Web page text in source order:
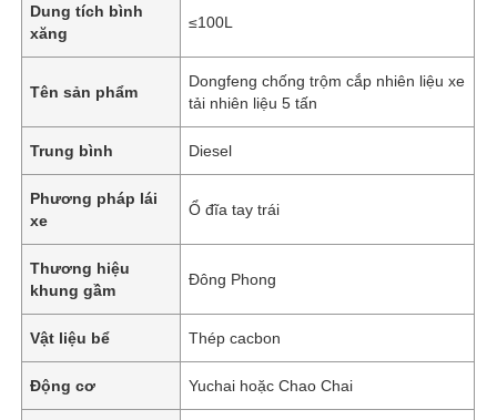
Nhà
Sản phẩm
Về chúng tôi
Dung tích bình
xăng
≤100L
Tên sản phẩm
Dongfeng chống trộm cắp nhiên liệu xe
tải nhiên liệu 5 tấn
Trung bình Diesel
Phương pháp lái
xe
Ổ đĩa tay trái
Thương hiệu
khung gầm
Đông Phong
Vật liệu bể Thép cacbon
Động cơ Yuchai hoặc Chao Chai